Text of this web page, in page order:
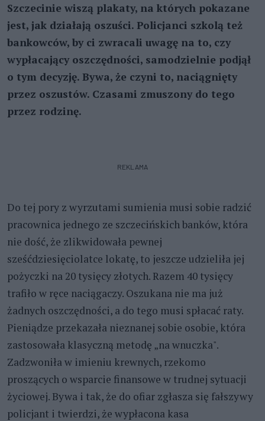
Szczecinie wiszą plakaty, na których pokazane
jest, jak działają oszuści. Policjanci szkolą też
bankowców, by ci zwracali uwagę na to, czy
wypłacający oszczędności, samodzielnie podjął
o tym decyzję. Bywa, że czyni to, naciągnięty
przez oszustów. Czasami zmuszony do tego
przez rodzinę.
REKLAMA
Do tej pory z wyrzutami sumienia musi sobie radzić
pracownica jednego ze szczecińskich banków, która
nie dość, że zlikwidowała pewnej
sześćdziesięciolatce lokatę, to jeszcze udzieliła jej
pożyczki na 20 tysięcy złotych. Razem 40 tysięcy
trafiło w ręce naciągaczy. Oszukana nie ma już
żadnych oszczędności, a do tego musi spłacać raty.
Pieniądze przekazała nieznanej sobie osobie, która
zastosowała klasyczną metodę „na wnuczka".
Zadzwoniła w imieniu krewnych, rzekomo
proszących o wsparcie finansowe w trudnej sytuacji
życiowej. Bywa i tak, że do ofiar zgłasza się fałszywy
policjant i twierdzi, że wypłacona kasa